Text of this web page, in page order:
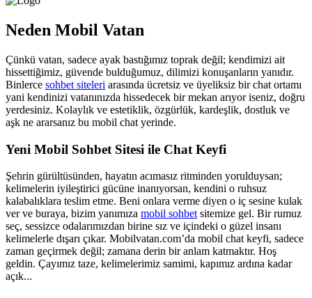
Neden Mobil Vatan
Çünkü vatan, sadece ayak bastığımız toprak değil; kendimizi ait
hissettiğimiz, güvende bulduğumuz, dilimizi konuşanların yanıdır.
Binlerce sohbet siteleri arasında ücretsiz ve üyeliksiz bir chat ortamı
yani kendinizi vatanınızda hissedecek bir mekan arıyor iseniz, doğru
yerdesiniz. Kolaylık ve estetiklik, özgürlük, kardeşlik, dostluk ve
aşk ne ararsanız bu mobil chat yerinde.
Yeni Mobil Sohbet Sitesi ile Chat Keyfi
Şehrin gürültüsünden, hayatın acımasız ritminden yorulduysan;
kelimelerin iyileştirici gücüne inanıyorsan, kendini o ruhsuz
kalabalıklara teslim etme. Beni onlara verme diyen o iç sesine kulak
ver ve buraya, bizim yanımıza mobil sohbet sitemize gel. Bir rumuz
seç, sessizce odalarımızdan birine sız ve içindeki o güzel insanı
kelimelerle dışarı çıkar. Mobilvatan.com’da mobil chat keyfi, sadece
zaman geçirmek değil; zamana derin bir anlam katmaktır. Hoş
geldin. Çayımız taze, kelimelerimiz samimi, kapımız ardına kadar
açık...